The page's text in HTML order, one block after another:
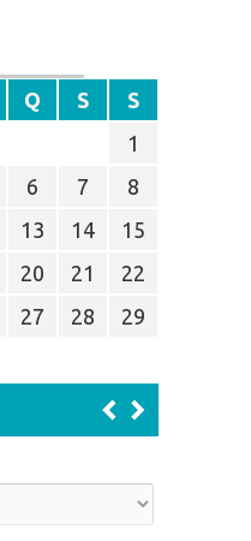
Q S
S
1
6 7
8
13 14
15
20 21
22
27 28
29